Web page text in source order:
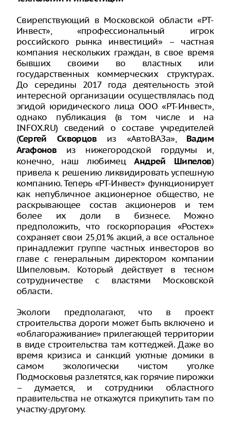
Свирепствующий в Московской области «РТ-
Инвест», «профессиональный игрок
российского рынка инвестиций» – частная
компания нескольких граждан, в свое время
бывших своими во властных или
государственных коммерческих структурах.
До середины 2017 года деятельность этой
интересной организации осуществлялась под
эгидой юридического лица ООО «РТ-Инвест»,
однако публикация (в том числе и на
INFOX.RU) сведений о составе учредителей
(Сергей Скворцовиз «АвтоВАЗа», Вадим
Агафоновиз нижегородской гордумы и,
конечно, наш любимецАндрей Шипелов)
привела к решению ликвидировать успешную
компанию. Теперь «РТ-Инвест» функционирует
как непубличное акционерное общество, не
раскрывающее состав акционеров и тем
более их доли в бизнесе. Можно
предположить, что госкорпорация «Ростех»
сохраняет свои 25,01% акций, а все остальное
принадлежит группе частных инвесторов во
главе с генеральным директором компании
Шипеловым. Который действует в тесном
сотрудничестве с властями Московской
области.
Экологи предполагают, что в проект
строительства дороги может быть включено и
«облагораживание» прилегающей территории
в виде строительства там коттеджей. Даже во
время кризиса и санкций уютные домики в
самом экологически чистом уголке
Подмосковья разлетятся, как горячие пирожки
– думается, и сотрудники областного
правительства не откажутся прикупить там по
участку-другому.